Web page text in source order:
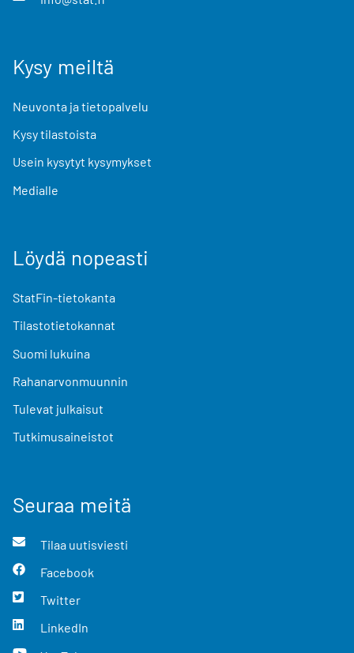
Kysy meiltä
Neuvonta ja tietopalvelu
Kysy tilastoista
Usein kysytyt kysymykset
Medialle
Löydä nopeasti
StatFin-tietokanta
Tilastotietokannat
Suomi lukuina
Rahanarvonmuunnin
Tulevat julkaisut
Tutkimusaineistot
Seuraa meitä
Tilaa uutisviesti
Facebook
Twitter
LinkedIn